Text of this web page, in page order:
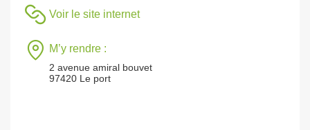
Voir le site internet
M’y rendre :
2 avenue amiral bouvet
97420 Le port